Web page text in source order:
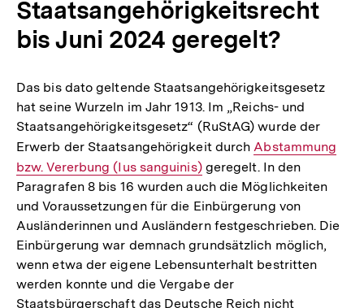
Staatsangehörigkeitsrecht
bis Juni 2024 geregelt?
Das bis dato geltende Staatsangehörigkeitsgesetz
hat seine Wurzeln im Jahr 1913. Im „Reichs- und
Staatsangehörigkeitsgesetz“ (RuStAG) wurde der
Erwerb der Staatsangehörigkeit durch Interner
Link:
Abstammung
bzw. Vererbung (Ius sanguinis)geregelt. In den
Paragrafen 8 bis 16 wurden auch die Möglichkeiten
und Voraussetzungen für die Einbürgerung von
Ausländerinnen und Ausländern festgeschrieben. Die
Einbürgerung war demnach grundsätzlich möglich,
wenn etwa der eigene Lebensunterhalt bestritten
werden konnte und die Vergabe der
Staatsbürgerschaft das Deutsche Reich nicht